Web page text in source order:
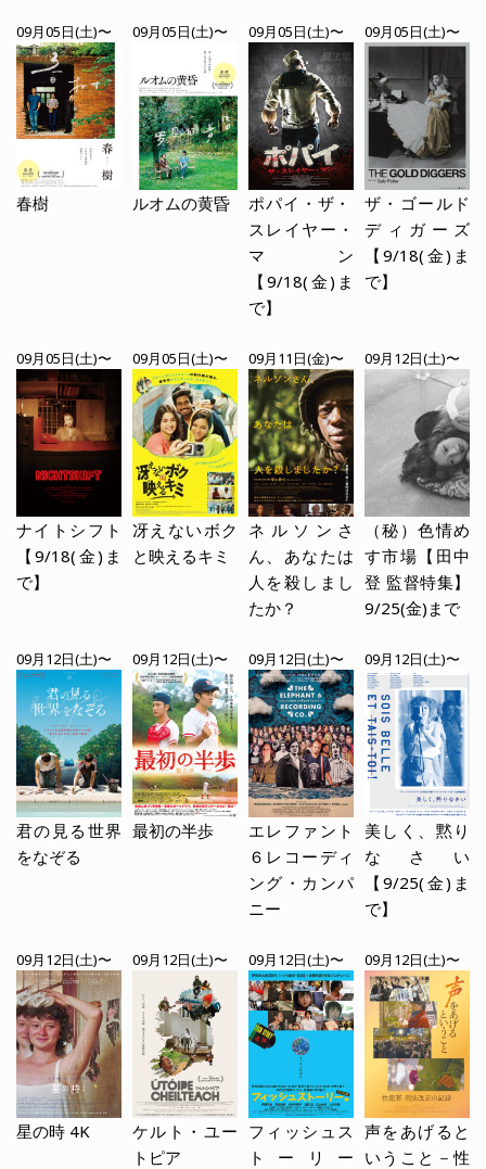
09月05日(土)〜
春樹
09月05日(土)〜
ルオムの黄昏
09月05日(土)〜
ポパイ・ザ・
スレイヤー・
マン
【9/18(金)ま
で】
09月05日(土)〜
ザ・ゴールド
ディガーズ
【9/18(金)ま
で】
09月05日(土)〜
ナイトシフト
【9/18(金)ま
で】
09月05日(土)〜
冴えないボク
と映えるキミ
09月11日(金)〜
ネルソンさ
ん、あなたは
人を殺しまし
たか？
09月12日(土)〜
（秘）色情め
す市場【田中
登 監督特集】
9/25(金)まで
09月12日(土)〜
君の見る世界
をなぞる
09月12日(土)〜
最初の半歩
09月12日(土)〜
エレファント
６レコーディ
ング・カンパ
ニー
09月12日(土)〜
美しく、黙り
なさい
【9/25(金)ま
で】
09月12日(土)〜
星の時 4K
09月12日(土)〜
ケルト・ユー
トピア
09月12日(土)〜
フィッシュス
トーリー
09月12日(土)〜
声をあげると
いうこと－性